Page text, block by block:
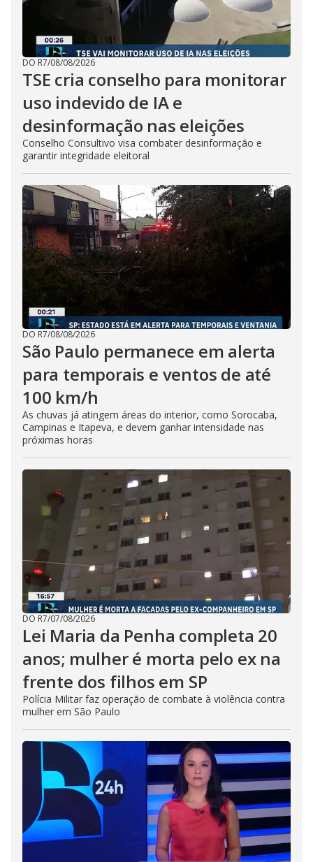
DO R7/08/08/2026
TSE cria conselho para monitorar
uso indevido de IA e
desinformação nas eleições
Conselho Consultivo visa combater desinformação e
garantir integridade eleitoral
DO R7/08/08/2026
São Paulo permanece em alerta
para temporais e ventos de até
100 km/h
As chuvas já atingem áreas do interior, como Sorocaba,
Campinas e Itapeva, e devem ganhar intensidade nas
próximas horas
DO R7/07/08/2026
Lei Maria da Penha completa 20
anos; mulher é morta pelo ex na
frente dos filhos em SP
Polícia Militar faz operação de combate à violência contra
mulher em São Paulo